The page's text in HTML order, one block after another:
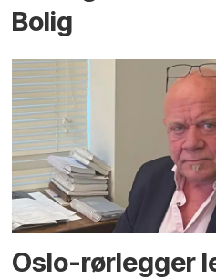
Bolig
Oslo-rørlegger